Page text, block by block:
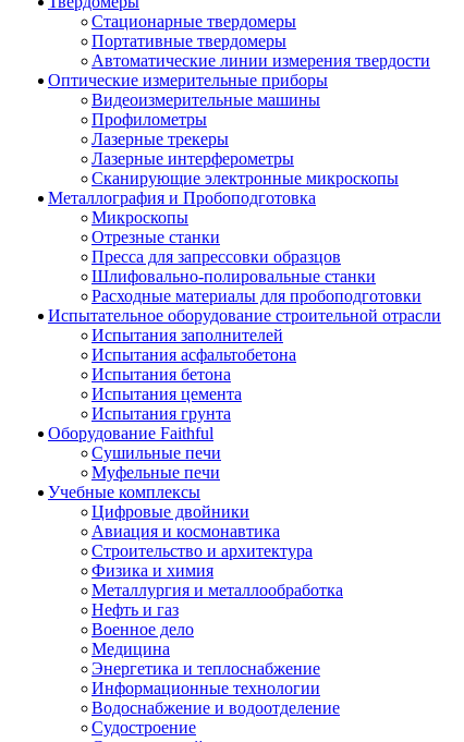
Стационарные твердомеры
Портативные твердомеры
Автоматические линии измерения твердости
Оптические измерительные приборы
Видеоизмерительные машины
Профилометры
Лазерные трекеры
Лазерные интерферометры
Сканирующие электронные микроскопы
Металлография и Пробоподготовка
Микроскопы
Отрезные станки
Пресса для запрессовки образцов
Шлифовально-полировальные станки
Расходные материалы для пробоподготовки
Испытательное оборудование строительной отрасли
Испытания заполнителей
Испытания асфальтобетона
Испытания бетона
Испытания цемента
Испытания грунта
Оборудование Faithful
Сушильные печи
Муфельные печи
Учебные комплексы
Цифровые двойники
Авиация и космонавтика
Строительство и архитектура
Физика и химия
Металлургия и металлообработка
Нефть и газ
Военное дело
Медицина
Энергетика и теплоснабжение
Информационные технологии
Водоснабжение и водоотделение
Судостроение